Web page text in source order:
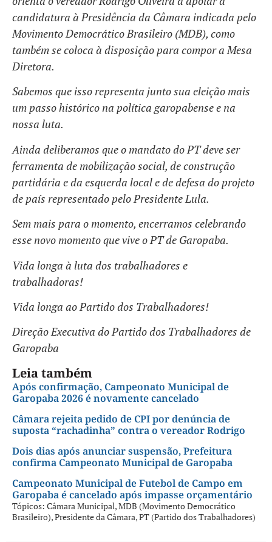
candidatura à Presidência da Câmara indicada pelo
Movimento Democrático Brasileiro (MDB), como
também se coloca à disposição para compor a Mesa
Diretora.
Sabemos que isso representa junto sua eleição mais
um passo histórico na política garopabense e na
nossa luta.
Ainda deliberamos que o mandato do PT deve ser
ferramenta de mobilização social, de construção
partidária e da esquerda local e de defesa do projeto
de país representado pelo Presidente Lula.
Sem mais para o momento, encerramos celebrando
esse novo momento que vive o PT de Garopaba.
Vida longa à luta dos trabalhadores e
trabalhadoras!
Vida longa ao Partido dos Trabalhadores!
Direção Executiva do Partido dos Trabalhadores de
Garopaba
Leia também
Após confirmação, Campeonato Municipal de
Garopaba 2026 é novamente cancelado
Câmara rejeita pedido de CPI por denúncia de
suposta “rachadinha” contra o vereador Rodrigo
Dois dias após anunciar suspensão, Prefeitura
confirma Campeonato Municipal de Garopaba
Campeonato Municipal de Futebol de Campo em
Garopaba é cancelado após impasse orçamentário
Tópicos: Câmara Municipal,MDB (Movimento Democrático
Brasileiro),Presidente da Câmara,PT (Partido dos Trabalhadores)